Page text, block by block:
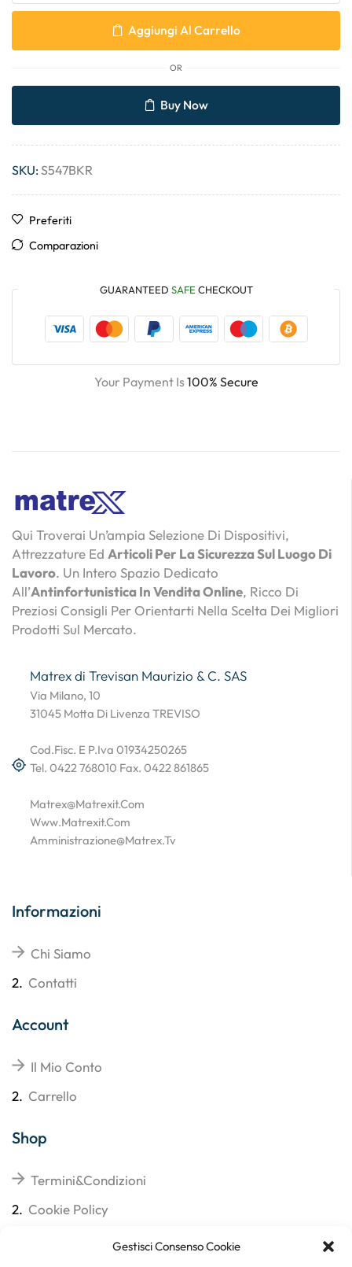
Gestisci Consenso Cookie
Aggiungi Al Carrello
OR
Buy Now
SKU:S547BKR
Preferiti
Comparazioni
GUARANTEED SAFE CHECKOUT
Your Payment Is100% Secure
Qui Troverai Un’ampia Selezione Di Dispositivi,
Attrezzature Ed Articoli Per La Sicurezza Sul Luogo Di
Lavoro. Un Intero Spazio Dedicato
All’Antinfortunistica In Vendita Online, Ricco Di
Preziosi Consigli Per Orientarti Nella Scelta Dei Migliori
Prodotti Sul Mercato.
Matrex di Trevisan Maurizio & C. SAS
Via Milano, 10
31045 Motta Di Livenza TREVISO
Cod.Fisc. E P.Iva 01934250265
Tel. 0422 768010 Fax. 0422 861865
Matrex@matrexit.com
Www.matrexit.com
Amministrazione@matrex.tv
Informazioni
Chi Siamo
2. Contatti
Account
Il Mio Conto
2. Carrello
Shop
Termini&Condizioni
2. Cookie Policy